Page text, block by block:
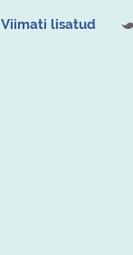
Viimati lisatud